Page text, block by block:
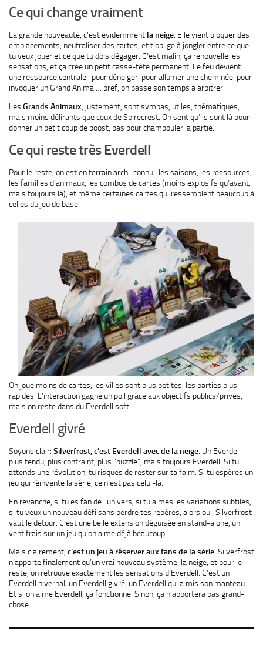
Ce qui change vraiment
La grande nouveauté, c’est évidemment la neige. Elle vient bloquer des
emplacements, neutraliser des cartes, et t’oblige à jongler entre ce que
tu veux jouer et ce que tu dois dégager. C’est malin, ça renouvelle les
sensations, et ça crée un petit casse-tête permanent. Le feu devient
une ressource centrale : pour déneiger, pour allumer une cheminée, pour
invoquer un Grand Animal… bref, on passe son temps à arbitrer.
Les Grands Animaux , justement, sont sympas, utiles, thématiques,
mais moins délirants que ceux de Spirecrest. On sent qu’ils sont là pour
donner un petit coup de boost, pas pour chambouler la partie.
Ce qui reste très Everdell
Pour le reste, on est en terrain archi-connu : les saisons, les ressources,
les familles d’animaux, les combos de cartes (moins explosifs qu’avant,
mais toujours là), et même certaines cartes qui ressemblent beaucoup à
celles du jeu de base.
On joue moins de cartes, les villes sont plus petites, les parties plus
rapides. L’interaction gagne un poil grâce aux objectifs publics/privés,
mais on reste dans du Everdell soft.
Everdell givré
Soyons clair: Silverfrost, c’est Everdell avec de la neige. Un Everdell
plus tendu, plus contraint, plus “puzzle”, mais toujours Everdell. Si tu
attends une révolution, tu risques de rester sur ta faim. Si tu espères un
jeu qui réinvente la série, ce n’est pas celui-là.
En revanche, si tu es fan de l’univers, si tu aimes les variations subtiles,
si tu veux un nouveau défi sans perdre tes repères, alors oui, Silverfrost
vaut le détour. C’est une belle extension déguisée en stand-alone, un
vent frais sur un jeu qu’on aime déjà beaucoup.
Mais clairement, c’est un jeu à réserver aux fans de la série. Silverfrost
n’apporte finalement qu’un vrai nouveau système, la neige, et pour le
reste, on retrouve exactement les sensations d’Everdell. C’est un
Everdell hivernal, un Everdell givré, un Everdell qui a mis son manteau.
Et si on aime Everdell, ça fonctionne. Sinon, ça n’apportera pas grand-
chose.